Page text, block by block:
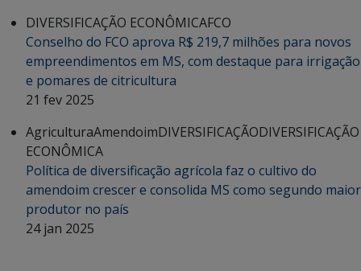
DIVERSIFICAÇÃO ECONÔMICAFCO
Conselho do FCO aprova R$ 219,7 milhões para novos
empreendimentos em MS, com destaque para irrigação
e pomares de citricultura
21 fev 2025
AgriculturaAmendoimDIVERSIFICAÇÃODIVERSIFICAÇÃO
ECONÔMICA
Política de diversificação agrícola faz o cultivo do
amendoim crescer e consolida MS como segundo maior
produtor no país
24 jan 2025